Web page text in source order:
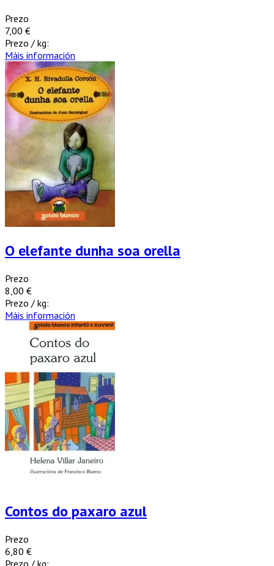
Prezo
7,00 €
Prezo / kg:
Máis información
O elefante dunha soa orella
Prezo
8,00 €
Prezo / kg:
Máis información
Contos do paxaro azul
Prezo
6,80 €